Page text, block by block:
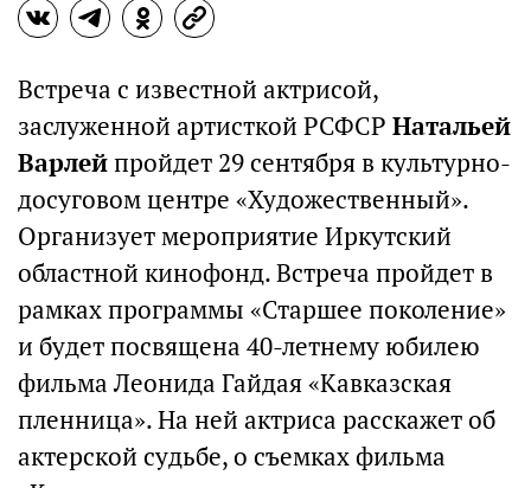
Встреча с известной актрисой,
заслуженной артисткой РСФСР Натальей
Варлейпройдет 29 сентября в культурно-
досуговом центре «Художественный».
Организует мероприятие Иркутский
областной кинофонд. Встреча пройдет в
рамках программы «Старшее поколение»
и будет посвящена 40-летнему юбилею
фильма Леонида Гайдая «Кавказская
пленница». На ней актриса расскажет об
актерской судьбе, о съемках фильма